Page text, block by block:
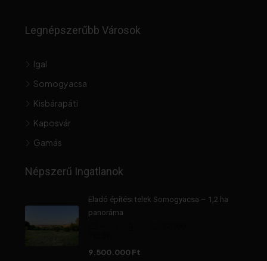
Legnépszerűbb Városok
Igal
Somogyacsa
Kisbárapáti
Kaposvár
Gamás
Népszerű Ingatlanok
Eladó építési telek Somogyacsa – 1,2 ha
panoráma
9.500.000 Ft